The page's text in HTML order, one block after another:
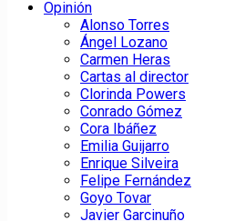
Opinión
Alonso Torres
Ángel Lozano
Carmen Heras
Cartas al director
Clorinda Powers
Conrado Gómez
Cora Ibáñez
Emilia Guijarro
Enrique Silveira
Felipe Fernández
Goyo Tovar
Javier Garcinuño